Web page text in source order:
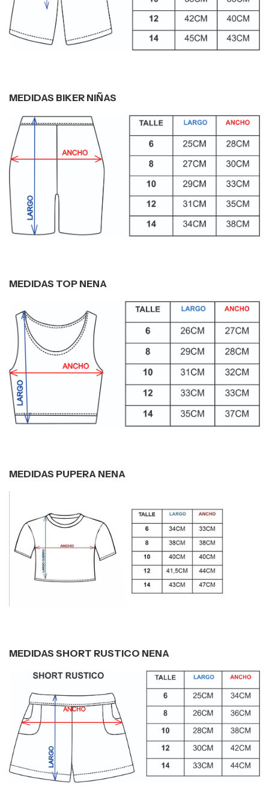
MEDIDAS BIKER NIÑAS
MEDIDAS TOP NENA
MEDIDAS PUPERA NENA
MEDIDAS SHORT RUSTICO NENA